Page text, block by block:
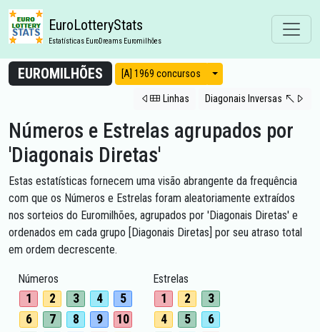
EuroLotteryStats
Estatísticas EuroDreams Euromilhões
EUROMILHÕES [A] 1969 concursos Modos de vista
Linhas Diagonais Inversas
Números e Estrelas agrupados por
'Diagonais Diretas'
Estas estatísticas fornecem uma visão abrangente da frequência
com que os Números e Estrelas foram aleatoriamente extraídos
nos sorteios do Euromilhões, agrupados por 'Diagonais Diretas' e
ordenados em cada grupo [Diagonais Diretas] por seu atraso total
em ordem decrescente.
Números
1 2 3 4
5
6
7 8 9
10
Estrelas
1 2
3
4
5
6